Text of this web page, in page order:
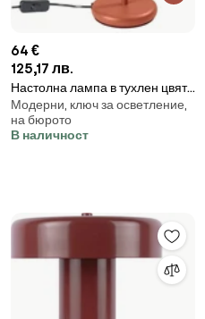
64 €
125,17 лв.
Настолна лампа в тухлен цвят
(височина 43 cm) Gleam –
Sollux
Модерни, ключ за осветление,
на бюрото
В наличност